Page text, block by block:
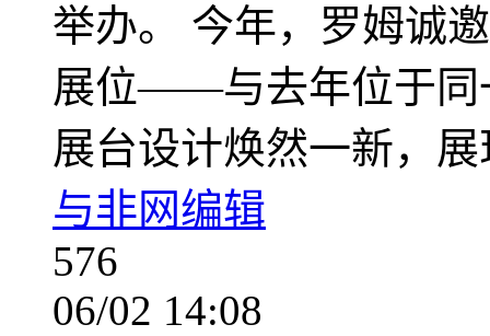
举办。 今年，罗姆诚
展位——与去年位于同
展台设计焕然一新，
与非网编辑
576
06/02 14:08